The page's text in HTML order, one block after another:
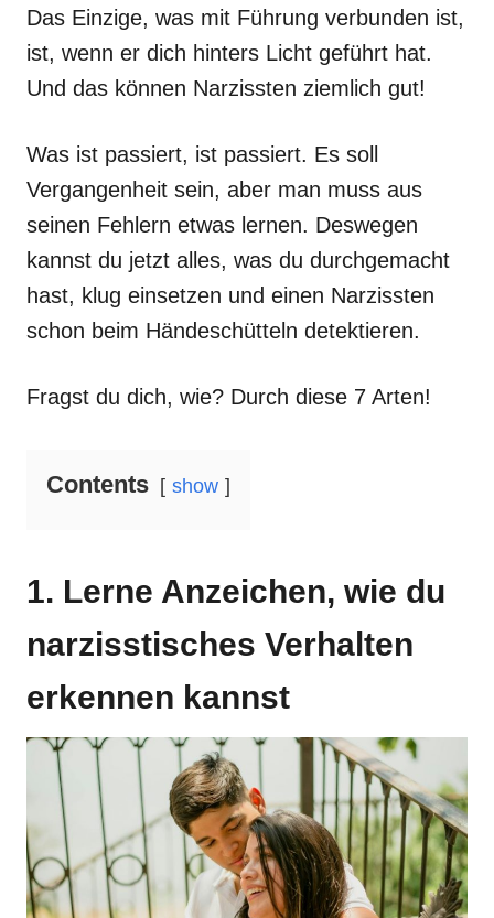
Das Einzige, was mit Führung verbunden ist,
ist, wenn er dich hinters Licht geführt hat.
Und das können Narzissten ziemlich gut!
Was ist passiert, ist passiert. Es soll
Vergangenheit sein, aber man muss aus
seinen Fehlern etwas lernen. Deswegen
kannst du jetzt alles, was du durchgemacht
hast, klug einsetzen und einen Narzissten
schon beim Händeschütteln detektieren.
Fragst du dich, wie? Durch diese 7 Arten!
Contents show
1. Lerne Anzeichen, wie du
narzisstisches Verhalten
erkennen kannst